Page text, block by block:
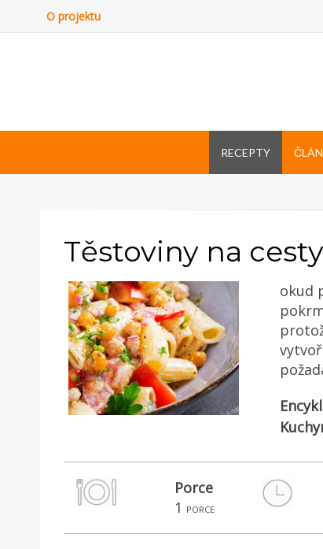
O projektu
RECEPTY
Těstoviny na cesty
okud
Porce
1 porce